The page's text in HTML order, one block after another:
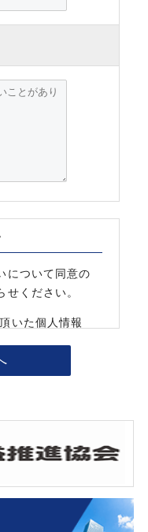
について同意の
せください。
いた個人情報
ご担当者様の承
いて、上記利用
されていない場